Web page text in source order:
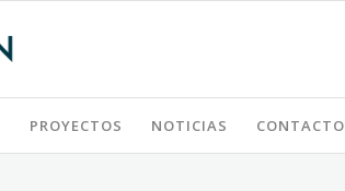
PROYECTOS NOTICIAS CONTACTO